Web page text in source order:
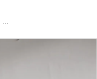
Industrial Lamp